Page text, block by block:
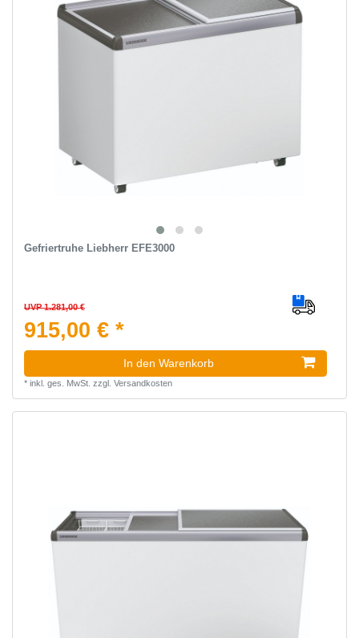
Gefriertruhe Liebherr EFE3000
UVP 1.281,00 €
915,00 € *
In den Warenkorb
* inkl. ges. MwSt. zzgl. Versandkosten